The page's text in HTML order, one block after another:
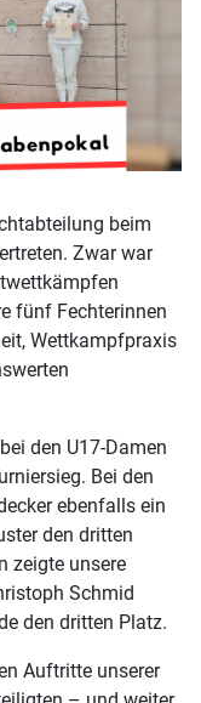
beim
Zwar war
fünf Fechterinnen
Wettkampfpraxis
den U17‑Damen
Bei den
ebenfalls ein
den dritten
zeigte unsere
Schmid
den dritten Platz.
Auftritte unserer